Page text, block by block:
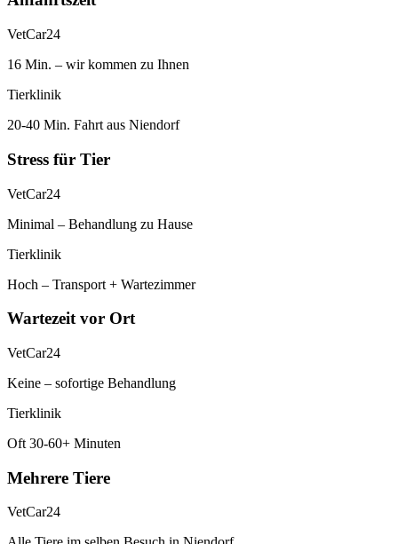
VetCar24
16 Min. – wir kommen zu Ihnen
Tierklinik
20-40 Min. Fahrt aus Niendorf
Stress für Tier
VetCar24
Minimal – Behandlung zu Hause
Tierklinik
Hoch – Transport + Wartezimmer
Wartezeit vor Ort
VetCar24
Keine – sofortige Behandlung
Tierklinik
Oft 30-60+ Minuten
Mehrere Tiere
VetCar24